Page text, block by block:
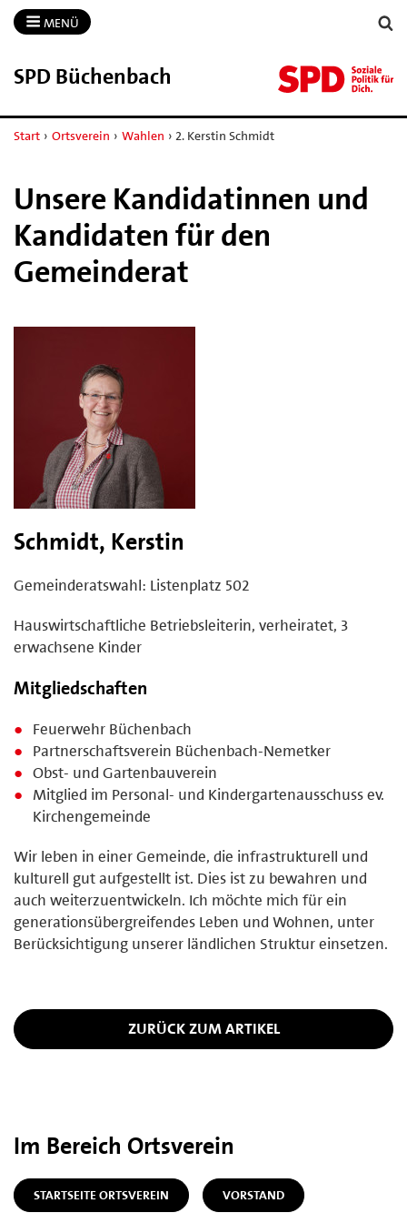
MENÜ
SPD Büchenbach
Start › Ortsverein › Wahlen › 2. Kerstin Schmidt
Unsere Kandidatinnen und
Kandidaten für den
Gemeinderat
Schmidt, Kerstin
Gemeinderatswahl: Listenplatz 502
Hauswirtschaftliche Betriebsleiterin, verheiratet, 3
erwachsene Kinder
Mitgliedschaften
Feuerwehr Büchenbach
Partnerschaftsverein Büchenbach-Nemetker
Obst- und Gartenbauverein
Mitglied im Personal- und Kindergartenausschuss ev.
Kirchengemeinde
Wir leben in einer Gemeinde, die infrastrukturell und
kulturell gut aufgestellt ist. Dies ist zu bewahren und
auch weiterzuentwickeln. Ich möchte mich für ein
generationsübergreifendes Leben und Wohnen, unter
Berücksichtigung unserer ländlichen Struktur einsetzen.
ZURÜCK ZUM ARTIKEL
Im Bereich Ortsverein
STARTSEITE ORTSVEREIN VORSTAND